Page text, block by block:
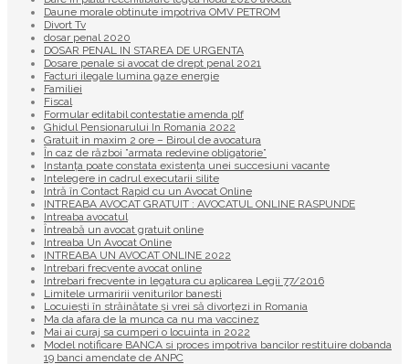
Daune morale obtinute impotriva OMV PETROM
Divort Tv
dosar penal 2020
DOSAR PENAL IN STAREA DE URGENTA
Dosare penale si avocat de drept penal 2021
Facturi ilegale lumina gaze energie
Familiei
Fiscal
Formular editabil contestatie amenda plf
Ghidul Pensionarului In Romania 2022
Gratuit in maxim 2 ore – Biroul de avocatura
În caz de război ”armata redevine obligatorie”
Instanța poate constata existenţa unei succesiuni vacante
Intelegere in cadrul executarii silite
Intră în Contact Rapid cu un Avocat Online
INTREABA AVOCAT GRATUIT : AVOCATUL ONLINE RASPUNDE
Intreaba avocatul
Întreabă un avocat gratuit online
Intreaba Un Avocat Online
INTREABA UN AVOCAT ONLINE 2022
Intrebari frecvente avocat online
Intrebari frecvente in legatura cu aplicarea Legii 77/2016
Limitele urmaririi veniturilor banesti
Locuiești în străinătate și vrei să divorțezi in Romania
Ma da afara de la munca ca nu ma vaccinez
Mai ai curaj sa cumperi o locuinta in 2022
Model notificare BANCA si proces impotriva bancilor restituire dobanda
19 banci amendate de ANPC